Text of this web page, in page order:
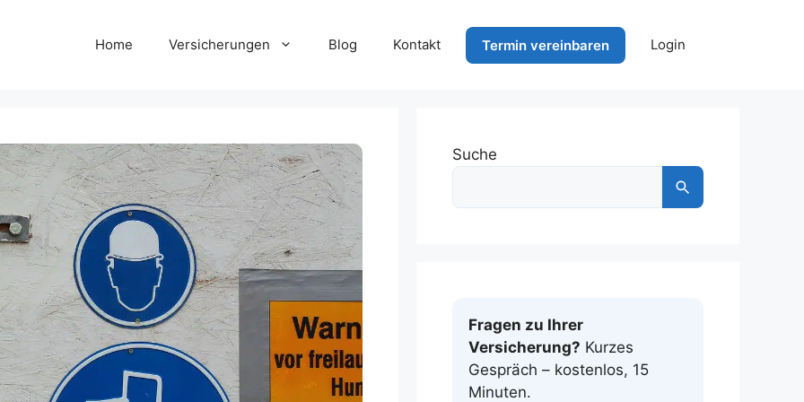
Home Versicherungen Blog Kontakt Termin vereinbaren Login
Suche
Fragen zu Ihrer
Versicherung? Kurzes
Gespräch – kostenlos, 15
Minuten.